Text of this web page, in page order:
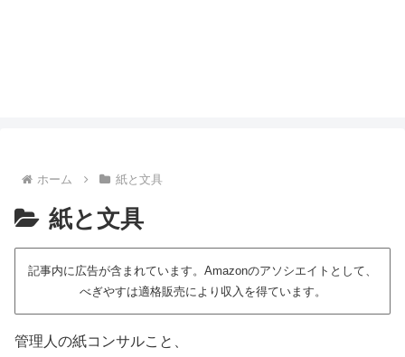
ホーム 紙と文具
紙と文具
記事内に広告が含まれています。Amazonのアソシエイトとして、
べぎやすは適格販売により収入を得ています。
管理人の紙コンサルこと、